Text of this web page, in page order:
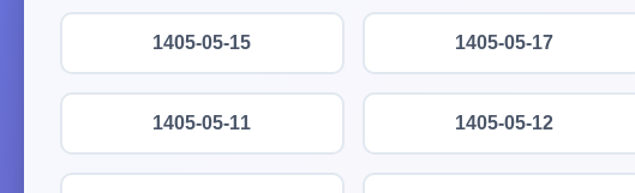
1405-05-17
1405-05-15
1405-05-12
1405-05-11